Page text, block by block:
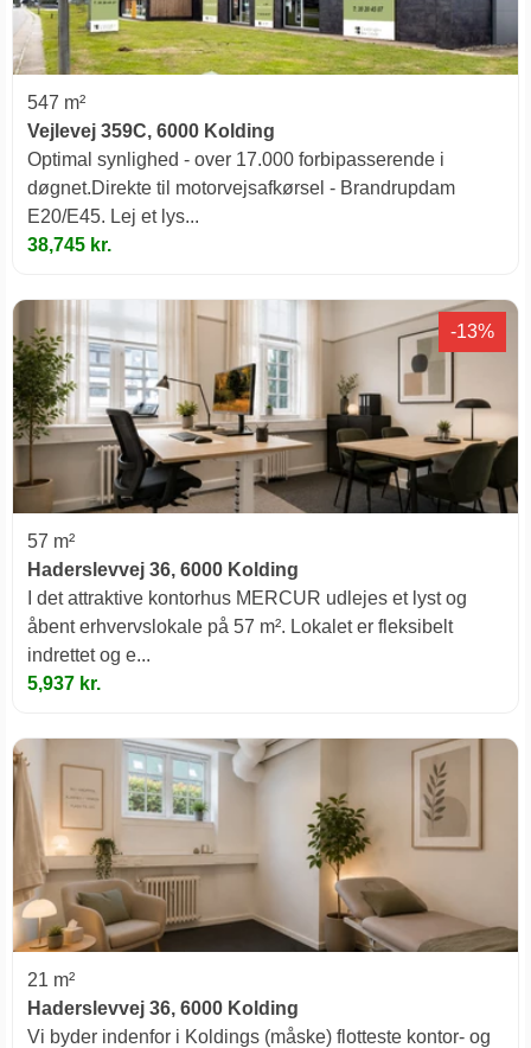
547 m²
Vejlevej 359C, 6000 Kolding
Optimal synlighed - over 17.000 forbipasserende i
døgnet.Direkte til motorvejsafkørsel - Brandrupdam
E20/E45. Lej et lys...
38,745 kr.
-13%
57 m²
Haderslevvej 36, 6000 Kolding
I det attraktive kontorhus MERCUR udlejes et lyst og
åbent erhvervslokale på 57 m². Lokalet er fleksibelt
indrettet og e...
5,937 kr.
21 m²
Haderslevvej 36, 6000 Kolding
Vi byder indenfor i Koldings (måske) flotteste kontor- og